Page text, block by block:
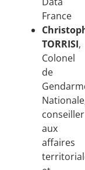
France
TORRISI,
Colonel
de
conseiller
aux
affaires